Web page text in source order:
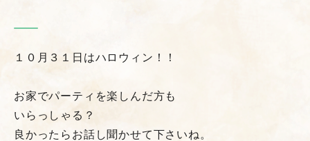
１０月３１日はハロウィン！！
お家でパーティを楽しんだ方も
いらっしゃる？
良かったらお話し聞かせて下さいね。